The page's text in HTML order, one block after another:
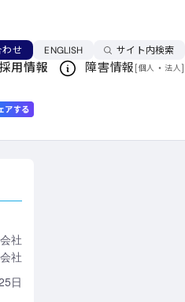
わせ ENGLISH言語を切り替える
サイト内検索
採用情報 障害情報[個人 ・ 法人]
一覧
社
社
日